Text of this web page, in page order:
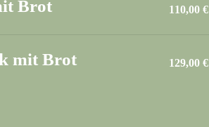
Brot 110,00 €
mit Brot 129,00 €